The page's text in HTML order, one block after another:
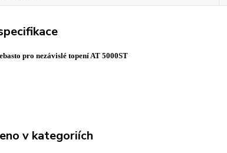
pro nezávislé topení AT 5000ST
v kategoriích